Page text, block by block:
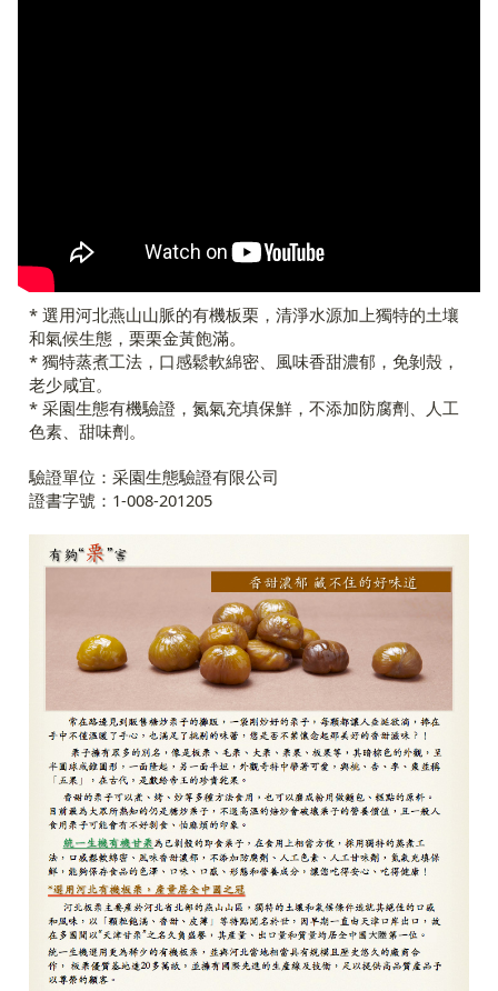
* 選用河北燕山山脈的有機板栗，清淨水源加上獨特的土壤
和氣候生態，栗栗金黃飽滿。
* 獨特蒸煮工法，口感鬆軟綿密、風味香甜濃郁，免剝殼，
老少咸宜。
* 采園生態有機驗證，氮氣充填保鮮，不添加防腐劑、人工
色素、甜味劑。
驗證單位：采園生態驗證有限公司
證書字號：1-008-201205